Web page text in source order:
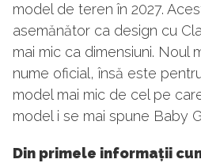
model de teren în 2027.
asemănător ca design cu
mai mic ca dimensiuni. Noul
nume oficial, însă este
model mai mic de cel pe
model i se mai spune Baby
Din primele informații